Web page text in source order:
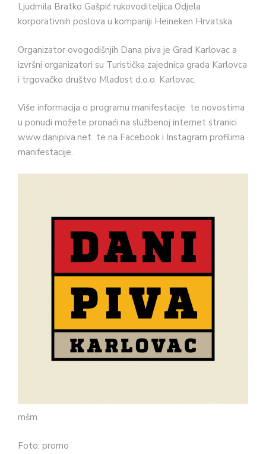
Ljudmila Bratko Gašpić rukovoditeljica Odjela
korporativnih poslova u kompaniji Heineken Hrvatska.
Organizator ovogodišnjih Dana piva je Grad Karlovac a
izvršni organizatori su Turistička zajednica grada Karlovca
i trgovačko društvo Mladost d.o.o. Karlovac.
Više informacija o programu manifestacije te novostima
u ponudi možete pronaći na službenoj internet stranici
www.danipiva.net te na Facebook i Instagram profilima
manifestacije.
mšm
Foto: promo